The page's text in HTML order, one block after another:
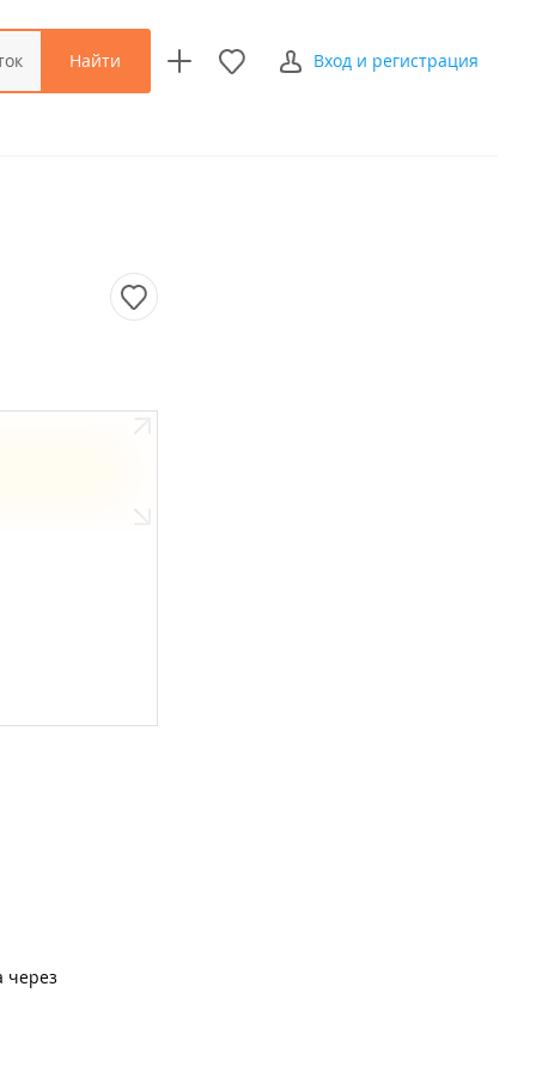
Найти Вход и регистрация
через